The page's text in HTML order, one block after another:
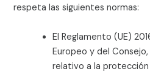
respeta las siguientes normas:
El Reglamento (UE)
Europeo y del
relativo a la protección